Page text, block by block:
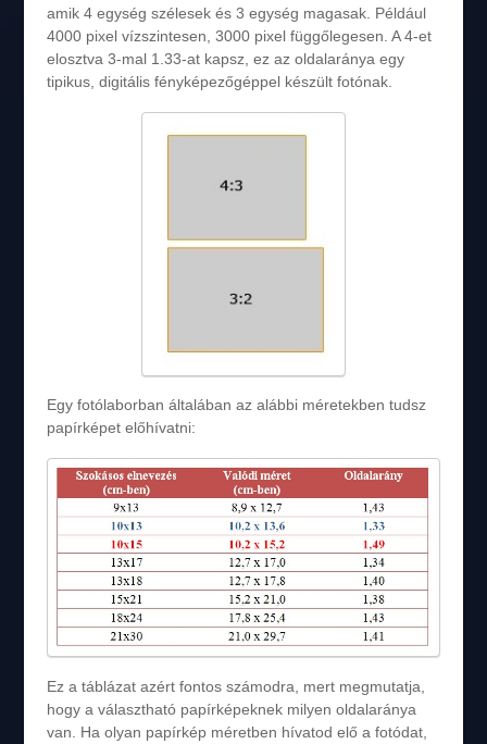
amik 4 egység szélesek és 3 egység magasak. Például
4000 pixel vízszintesen, 3000 pixel függőlegesen. A 4-et
elosztva 3-mal 1.33-at kapsz, ez az oldalaránya egy
tipikus, digitális fényképezőgéppel készült fotónak.
Egy fotólaborban általában az alábbi méretekben tudsz
papírképet előhívatni:
Ez a táblázat azért fontos számodra, mert megmutatja,
hogy a választható papírképeknek milyen oldalaránya
van. Ha olyan papírkép méretben hívatod elő a fotódat,